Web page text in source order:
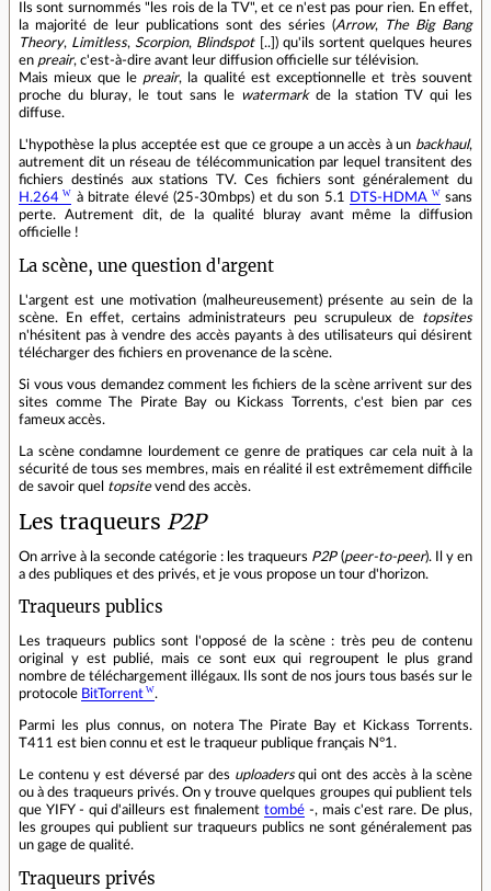
Ils sont surnommés "les rois de la TV", et ce n'est pas pour rien. En effet,
la majorité de leur publications sont des séries (Arrow,
The Big Bang
Theory, Limitless, Scorpion, Blindspot[..]) qu'ils sortent quelques heures
en preair, c'est-à-dire avant leur diffusion officielle sur télévision.
Mais mieux que le preair, la qualité est exceptionnelle et très souvent
proche du bluray, le tout sans le
watermarkde la station TV qui les
diffuse.
L'hypothèse la plus acceptée est que ce groupe a un accès à un backhaul,
autrement dit un réseau de télécommunication par lequel transitent des
fichiers destinés aux stations TV. Ces fichiers sont généralement du
H.264
à bitrate élevé (25-30mbps) et du son 5.1 DTS-HDMA
sans
perte. Autrement dit, de la qualité bluray avant même la diffusion
officielle !
La scène, une question d'argent
L'argent est une motivation (malheureusement) présente au sein de la
scène. En effet, certains administrateurs peu scrupuleux de topsites
n'hésitent pas à vendre des accès payants à des utilisateurs qui désirent
télécharger des fichiers en provenance de la scène.
Si vous vous demandez comment les fichiers de la scène arrivent sur des
sites comme The Pirate Bay ou Kickass Torrents, c'est bien par ces
fameux accès.
La scène condamne lourdement ce genre de pratiques car cela nuit à la
sécurité de tous ses membres, mais en réalité il est extrêmement difficile
de savoir quel topsitevend des accès.
Les traqueurs P2P
On arrive à la seconde catégorie : les traqueurs P2P(peer-to-peer). Il y en
a des publiques et des privés, et je vous propose un tour d'horizon.
Traqueurs publics
Les traqueurs publics sont l'opposé de la scène : très peu de contenu
original y est publié, mais ce sont eux qui regroupent le plus grand
nombre de téléchargement illégaux. Ils sont de nos jours tous basés sur le
protocole BitTorrent .
Parmi les plus connus, on notera The Pirate Bay et Kickass Torrents.
T411 est bien connu et est le traqueur publique français N°1.
Le contenu y est déversé par des uploadersqui ont des accès à la scène
ou à des traqueurs privés. On y trouve quelques groupes qui publient tels
que YIFY - qui d'ailleurs est finalement tombé-, mais c'est rare. De plus,
les groupes qui publient sur traqueurs publics ne sont généralement pas
un gage de qualité.
Traqueurs privés